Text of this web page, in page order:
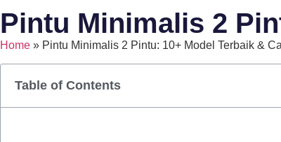
Pintu Minimalis 2
Home » Pintu Minimalis 2 Pintu: 10+ Model Terbaik &
Table of Contents